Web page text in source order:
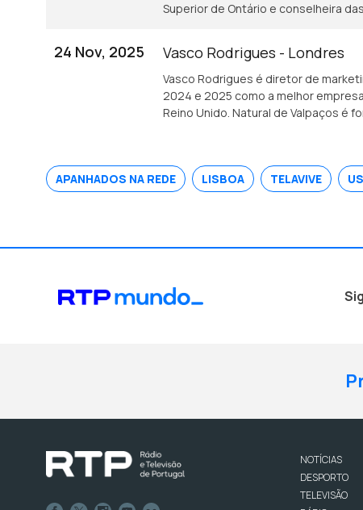
Superior de Ontário e conselheira
24 Nov, 2025 Vasco Rodrigues - Londres
Vasco Rodrigues é diretor de
2024 e 2025 como a melhor
Reino Unido. Natural de Valpaços é
APANHADOS NA REDE LISBOA TELAVIVE
NOTÍCIAS
DESPORTO
TELEVISÃO